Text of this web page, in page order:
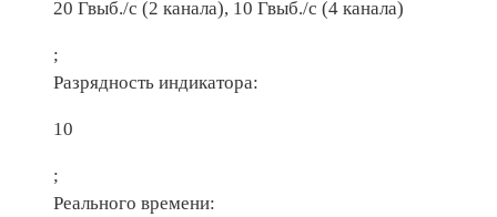
20 Гвыб./с (2 канала), 10 Гвыб./с (4 канала)
;
Разрядность индикатора:
10
;
Реального времени: